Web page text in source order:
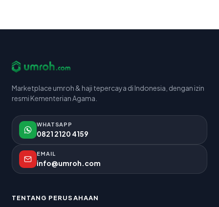
Marketplace umroh & haji tepercaya di Indonesia, dengan izin
resmi Kementerian Agama.
WHATSAPP
0821 2120 4159
EMAIL
info@umroh.com
TENTANG PERUSAHAAN